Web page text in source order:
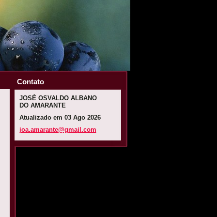
Contato
JOSÉ OSVALDO ALBANO
DO AMARANTE
Atualizado em 03 Ago 2026
joa.amarante@gmail.com